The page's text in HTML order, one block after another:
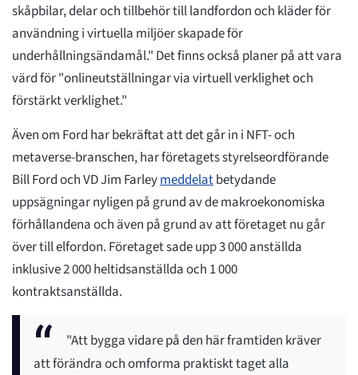
skåpbilar, delar och tillbehör till landfordon och kläder för
användning i virtuella miljöer skapade för
underhållningsändamål." Det finns också planer på att vara
värd för "onlineutställningar via virtuell verklighet och
förstärkt verklighet."
Även om Ford har bekräftat att det går in i NFT- och
metaverse-branschen, har företagets styrelseordförande
Bill Ford och VD Jim Farleymeddelatbetydande
uppsägningar nyligen på grund av de makroekonomiska
förhållandena och även på grund av att företaget nu går
över till elfordon. Företaget sade upp 3 000 anställda
inklusive 2 000 heltidsanställda och 1 000
kontraktsanställda.
"Att bygga vidare på den här framtiden kräver
att förändra och omforma praktiskt taget alla